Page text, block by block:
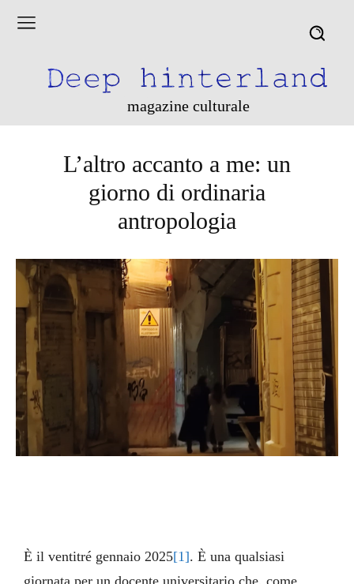
magazine culturale
L’altro accanto a me: un
giorno di ordinaria
antropologia
È il ventitré gennaio 2025[1]. È una qualsiasi